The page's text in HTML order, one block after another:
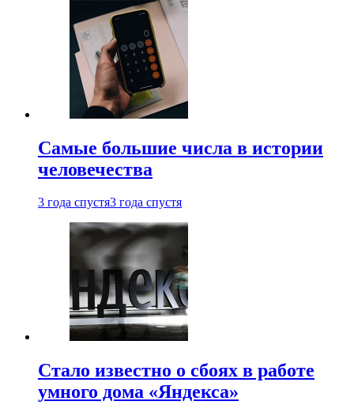
Самые большие числа в истории
человечества
3 года спустя3 года спустя
Стало известно о сбоях в работе
умного дома «Яндекса»